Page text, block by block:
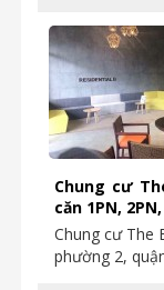
Chung cư
căn 1PN,
Chung cư The
phường 2,